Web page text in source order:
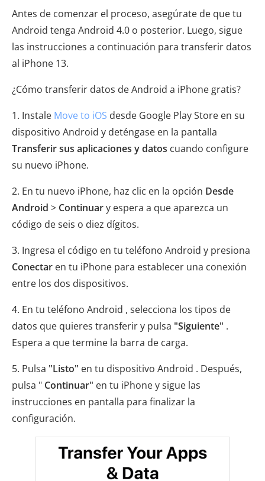
Antes de comenzar el proceso, asegúrate de que tu
Android tenga Android 4.0 o posterior. Luego, sigue
las instrucciones a continuación para transferir datos
al iPhone 13.
¿Cómo transferir datos de Android a iPhone gratis?
1. Instale Move to iOS desde Google Play Store en su
dispositivo Android y deténgase en la pantalla
Transferir sus aplicaciones y datos cuando configure
su nuevo iPhone.
2. En tu nuevo iPhone, haz clic en la opción Desde
Android > Continuary espera a que aparezca un
código de seis o diez dígitos.
3. Ingresa el código en tu teléfono Android y presiona
Conectar en tu iPhone para establecer una conexión
entre los dos dispositivos.
4. En tu teléfono Android , selecciona los tipos de
datos que quieres transferir y pulsa "Siguiente" .
Espera a que termine la barra de carga.
5. Pulsa "Listo" en tu dispositivo Android . Después,
pulsa " Continuar" en tu iPhone y sigue las
instrucciones en pantalla para finalizar la
configuración.